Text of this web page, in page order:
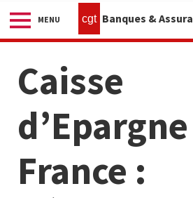
cgt Banques &
MENU
Caisse
France :